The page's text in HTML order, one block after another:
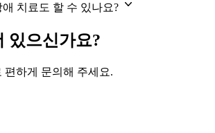
치료도 할 수 있나요?
있으신가요?
편하게 문의해 주세요.